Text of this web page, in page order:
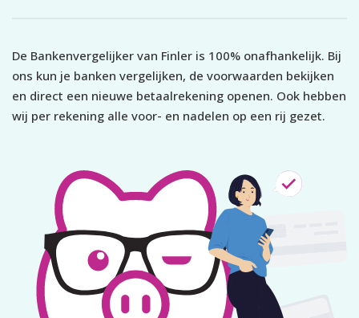
De Bankenvergelijker van Finler is 100% onafhankelijk. Bij
ons kun je banken vergelijken, de voorwaarden bekijken
en direct een nieuwe betaalrekening openen. Ook hebben
wij per rekening alle voor- en nadelen op een rij gezet.